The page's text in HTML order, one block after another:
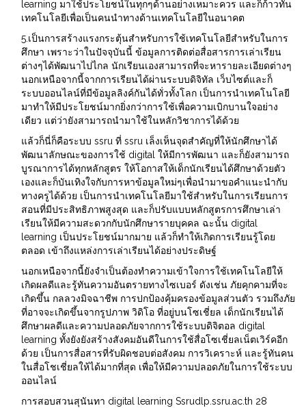
learning มาใช้ประโยชน์ในทุกๆด้านอย่างเหมาะควร และก็ก้าวทัน
เทคโนโลยีเพื่อเป็นคนนำทางด้านเทคโนโลยีในอนาคต
5.เป็นการสร้างแรงกระตุ้นสำหรับการใช้เทคโนโลยีสำหรับในการ
ศึกษา เพราะว่าในปัจจุบันนี้ ข้อมูลการติดต่อสื่อสารการเล่าเรียน
ต่างๆได้พัฒนาไปไกล นักเรียนเองสามารถที่จะหารายละเอียดต่างๆ
นอกเหนือจากนี้จากการเรียนได้ผ่านระบบดิจิทัล เว็บไซต์และก็
ระบบออนไลน์ที่มีข้อมูลลิงค์กันได้ทั่วทั้งโลก เป็นการนำเทคโนโลยี
มาทำให้มีประโยชน์มากยิ่งกว่าการใช้เพื่อความเบิกบานใจอย่าง
เดียว แต่ว่ายังสามารถนำมาใช้ในหลักวิชาการได้ด้วย
แล้วก็นี่ก็คือระบบ ssru ที่ ssru เล็งเห็นจุดสำคัญที่ให้นักศึกษาได้
พัฒนาลักษณะของการใช้ digital ให้มีการพัฒนา และก็ยังสามารถ
บูรณาการได้ทุกหลักสูตร ให้โอกาสให้เด็กนักเรียนได้ศึกษาด้วยตัว
เองและก็บันเทิงใจกับการหาข้อมูลใหม่ๆเพื่อนำมาขอคำแนะนำกับ
ทางครูได้ด้วย เป็นการนำเทคโนโลยีมาใช้สำหรับในการเรียนการ
สอนที่มีประสิทธิภาพสูงสุด และก็ปรับแบบหลักสูตรการศึกษาเล่า
เรียนให้มีความสะดวกกับนักศึกษารายบุคคล ฉะนั้น digital
learning เป็นประโยชน์มากมาย แล้วก็ทำให้เกิดการเรียนรู้โดย
ตลอด เข้าถึงแหล่งการเล่าเรียนได้อย่างประดิษฐ์
นอกเหนือจากนี้ยังจำเป็นต้องทำความเข้าใจการใช้เทคโนโลยีให้
เกิดผลดีและรู้ทันความอันตรายทางไซเบอร์ ดังเช่น ภัยคุกคามที่จะ
เกิดขึ้น กลลวงมิจฉาชีพ การปกป้องคุ้มครองข้อมูลส่วนตัว รวมถึงภัย
ที่อาจจะเกิดขึ้นจากรูปภาพ วิดิโอ ที่อยู่บนโซเชี่ยล เด็กนักเรียนได้
ศึกษาผลดีและความปลอดภัยจากการใช้ระบบดิจิตอล digital
learning ทั้งยังยังสร้างสังคมอันดีในการใช้สื่อโซเชี่ยลเน็ตเวิร์คอีก
ด้วย เป็นการสื่อสารที่รับผิดชอบต่อสังคม การวิเคราะห์ และรู้ทันคน
ในสื่อโชเชี่ยลให้ได้มากที่สุด เพื่อให้มีความปลอดภัยในการใช้ระบบ
ออนไลน์
การสอบสวนสุนันทา digital learning Ssrudlp.ssru.ac.th 28